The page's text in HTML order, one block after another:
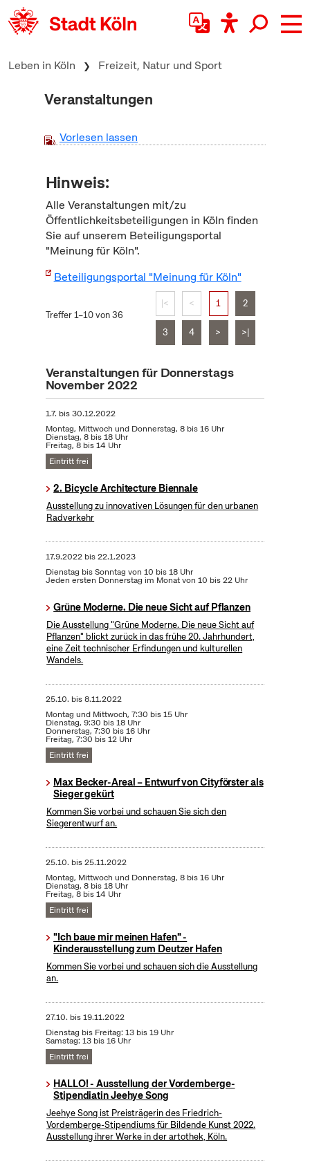
zum Inhalt springen
Leben in Köln Freizeit, Natur und Sport
Veranstaltungen
Vorlesen lassen
Hinweis:
Alle Veranstaltungen mit/zu
Öffentlichkeitsbeteiligungen in Köln finden
Sie auf unserem Beteiligungsportal
"Meinung für Köln".
Beteiligungsportal "Meinung für Köln"
Treffer 1–10 von 36
|< < 1 2
3 4 > >|
Veranstaltungen für Donnerstags
November 2022
1.7. bis30.12.2022
Montag, Mittwoch und Donnerstag, 8 bis 16 Uhr
Dienstag, 8 bis 18 Uhr
Freitag, 8 bis 14 Uhr
Eintritt frei
2. Bicycle Architecture Biennale
Ausstellung zu innovativen Lösungen für den urbanen
Radverkehr
17.9.2022bis22.1.2023
Dienstag bis Sonntag von 10 bis 18 Uhr
Jeden ersten Donnerstag im Monat von 10 bis 22 Uhr
Grüne Moderne. Die neue Sicht auf Pflanzen
Die Ausstellung "Grüne Moderne. Die neue Sicht auf
Pflanzen" blickt zurück in das frühe 20. Jahrhundert,
eine Zeit technischer Erfindungen und kulturellen
Wandels.
25.10. bis8.11.2022
Montag und Mittwoch, 7:30 bis 15 Uhr
Dienstag, 9:30 bis 18 Uhr
Donnerstag, 7:30 bis 16 Uhr
Freitag, 7:30 bis 12 Uhr
Eintritt frei
Max Becker-Areal – Entwurf von Cityförster als
Sieger gekürt
Kommen Sie vorbei und schauen Sie sich den
Siegerentwurf an.
25.10. bis25.11.2022
Montag, Mittwoch und Donnerstag, 8 bis 16 Uhr
Dienstag, 8 bis 18 Uhr
Freitag, 8 bis 14 Uhr
Eintritt frei
"Ich baue mir meinen Hafen" -
Kinderausstellung zum Deutzer Hafen
Kommen Sie vorbei und schauen sich die Ausstellung
an.
27.10. bis19.11.2022
Dienstag bis Freitag: 13 bis 19 Uhr
Samstag: 13 bis 16 Uhr
Eintritt frei
HALLO! - Ausstellung der Vordemberge-
Stipendiatin Jeehye Song
Jeehye Song ist Preisträgerin des Friedrich-
Vordemberge-Stipendiums für Bildende Kunst 2022.
Ausstellung ihrer Werke in der artothek, Köln.